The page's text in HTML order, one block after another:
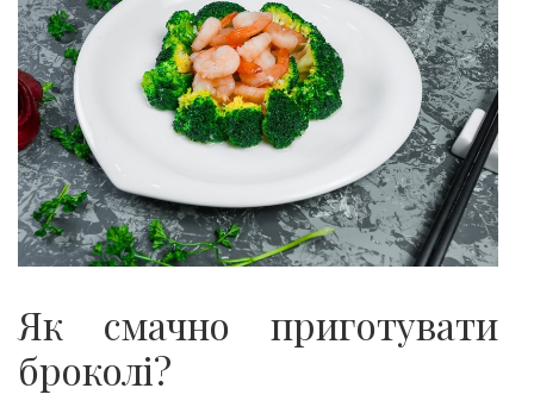
Як смачно приготувати
броколі?